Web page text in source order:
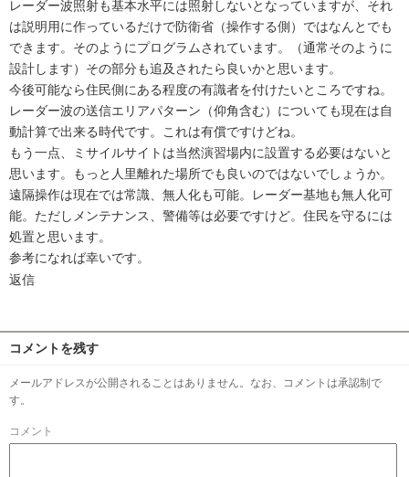
レーダー波照射も基本水平には照射しないとなっていますが、それ
は説明用に作っているだけで防衛省（操作する側）ではなんとでも
できます。そのようにプログラムされています。（通常そのように
設計します）その部分も追及されたら良いかと思います。
今後可能なら住民側にある程度の有識者を付けたいところですね。
レーダー波の送信エリアパターン（仰角含む）についても現在は自
動計算で出来る時代です。これは有償ですけどね。
もう一点、ミサイルサイトは当然演習場内に設置する必要はないと
思います。もっと人里離れた場所でも良いのではないでしょうか。
遠隔操作は現在では常識、無人化も可能。レーダー基地も無人化可
能。ただしメンテナンス、警備等は必要ですけど。住民を守るには
処置と思います。
参考になれば幸いです。
返信
コメントを残す
メールアドレスが公開されることはありません。なお、コメントは承認制で
す。
コメント